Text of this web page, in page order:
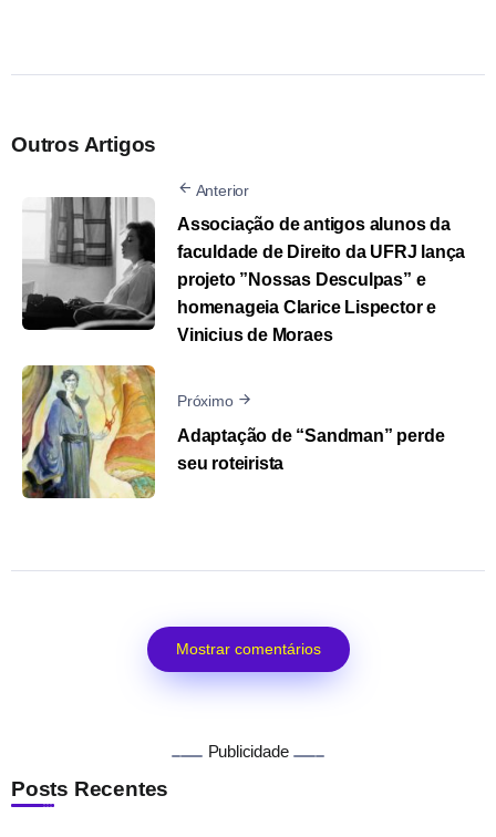
Outros Artigos
Anterior
Associação de antigos alunos da
faculdade de Direito da UFRJ lança
projeto ”Nossas Desculpas” e
homenageia Clarice Lispector e
Vinicius de Moraes
Próximo
Adaptação de “Sandman” perde
seu roteirista
Mostrar comentários
Publicidade
Posts Recentes